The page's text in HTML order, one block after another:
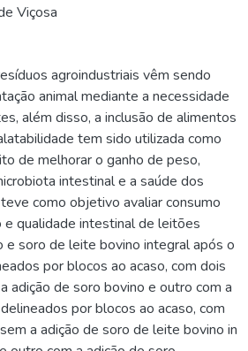
Viçosa
agroindustriais vêm sendo
animal mediante a necessidade
além disso, a inclusão de alimentos
tem sido utilizada como
de melhorar o ganho de peso,
intestinal e a saúde dos
como objetivo avaliar consumo
e qualidade intestinal de leitões
e soro de leite bovino integral após o
por blocos ao acaso, com dois
adição de soro bovino e outro com a
por blocos ao acaso, com
a adição de soro de leite bovino in